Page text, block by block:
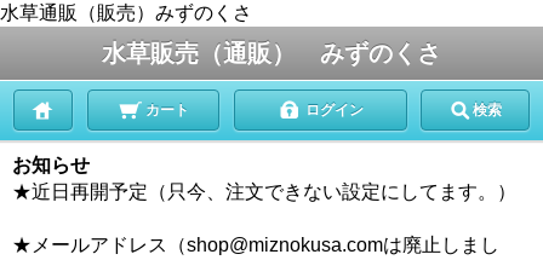
水草通販（販売）みずのくさ
水草販売（通販） みずのくさ
カート ログイン 検索
お知らせ
★近日再開予定（只今、注文できない設定にしてます。）
★メールアドレス（shop@miznokusa.comは廃止しまし